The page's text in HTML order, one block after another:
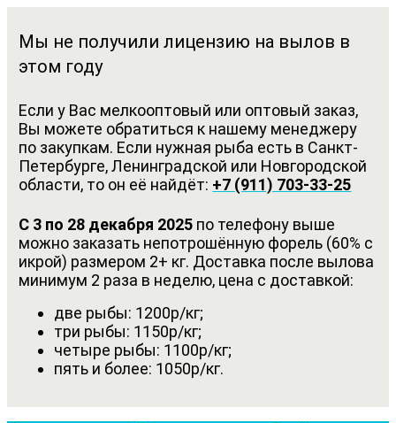
Мы не получили лицензию на вылов в
этом году
Если у Вас мелкооптовый или оптовый заказ,
Вы можете обратиться к нашему менеджеру
по закупкам. Если нужная рыба есть в Санкт-
Петербурге, Ленинградской или Новгородской
области, то он её найдёт: +7 (911) 703-33-25
С 3 по 28 декабря 2025 по телефону выше
можно заказать непотрошённую форель (60% с
икрой) размером 2+ кг. Доставка после вылова
минимум 2 раза в неделю, цена с доставкой:
две рыбы: 1200р/кг;
три рыбы: 1150р/кг;
четыре рыбы: 1100р/кг;
пять и более: 1050р/кг.